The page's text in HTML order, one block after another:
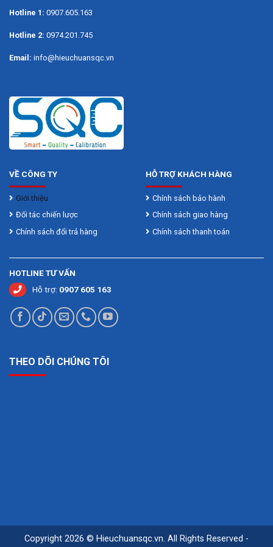
Độ phân giải
Cấp chính xác
Hệ đơn vị
Hotline 1: 0907.605.163
Hotline 2: 0974.201.745
Email: info@hieuchuansqc.vn
VỀ CÔNG TY
Giới thiệu
Đối tác chiến lược
Chính sách đổi trả hàng
HỖ TRỢ KHÁCH HÀNG
Chính sách bảo hành
Chính sách giao hàng
Chính sách thanh toán
HOTLINE TƯ VẤN
Hỗ trợ: 0907 605 163
THEO DÕI CHÚNG TÔI
Copyright 2026 © Hieuchuansqc.vn. All Rights Reserved -